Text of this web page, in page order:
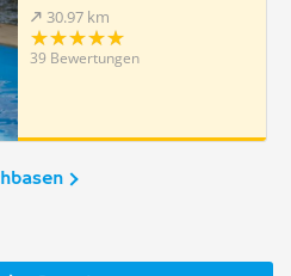
30.97 km
39 Bewertungen